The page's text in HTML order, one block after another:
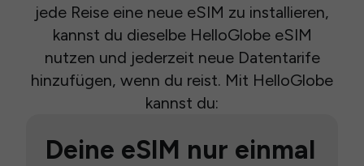
jede Reise eine neue eSIM zu installieren,
kannst du dieselbe HelloGlobe eSIM
nutzen und jederzeit neue Datentarife
hinzufügen, wenn du reist. Mit HelloGlobe
kannst du:
Deine eSIM nur einmal